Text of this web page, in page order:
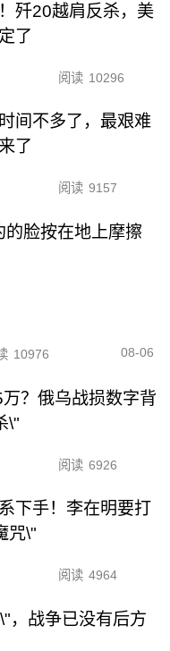
歼20越肩反杀，美
了
阅读 10296
间不多了，最艰难
了
阅读 9157
脸按在地上摩擦
10976 08-06
？俄乌战损数字背
\"
阅读 6926
下手！李在明要打
咒\"
阅读 4964
，战争已没有后方